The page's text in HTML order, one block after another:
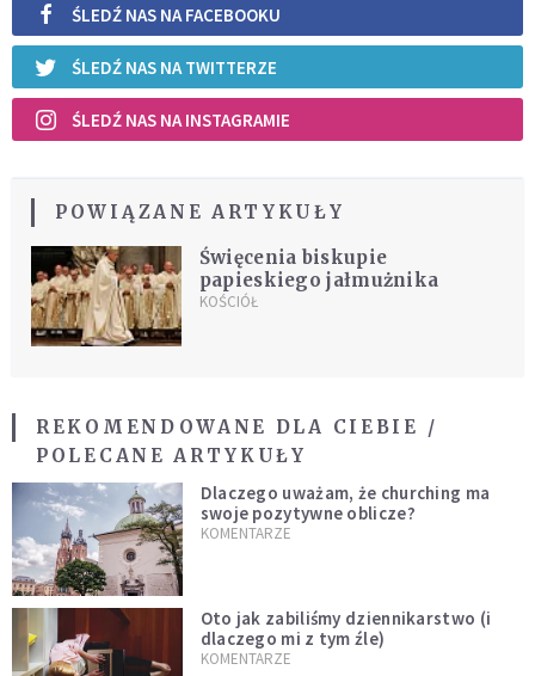
ŚLEDŹ NAS NA FACEBOOKU
ŚLEDŹ NAS NA TWITTERZE
ŚLEDŹ NAS NA INSTAGRAMIE
POWIĄZANE ARTYKUŁY
Święcenia biskupie
papieskiego jałmużnika
KOŚCIÓŁ
REKOMENDOWANE DLA CIEBIE /
POLECANE ARTYKUŁY
Dlaczego uważam, że churching ma
swoje pozytywne oblicze?
KOMENTARZE
Oto jak zabiliśmy dziennikarstwo (i
dlaczego mi z tym źle)
KOMENTARZE